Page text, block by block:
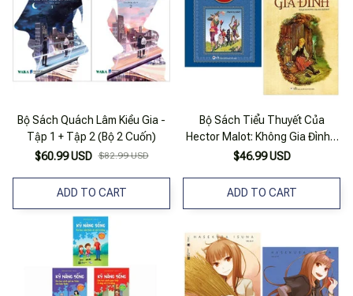
Bộ Sách Quách Lâm Kiều Gia -
Tập 1 + Tập 2 (Bộ 2 Cuốn)
$60.99 USD $82.99 USD
ADD TO CART
Bộ Sách Tiểu Thuyết Của
Hector Malot: Không Gia Đình +
Trong Gia Đình (bộ 2 Cuốn)
$46.99 USD
ADD TO CART